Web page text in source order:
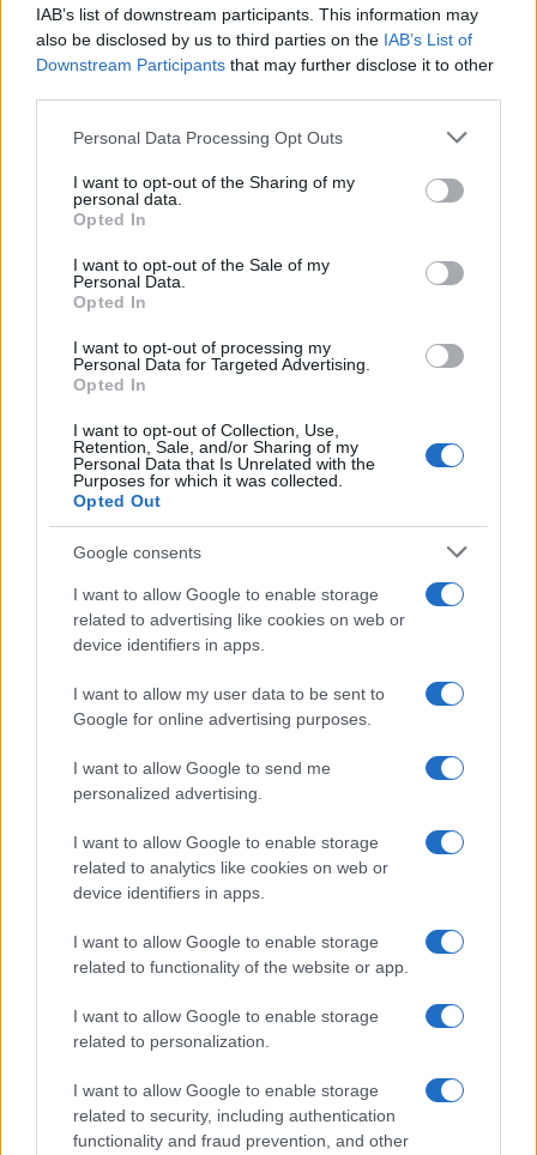
IAB’s list of downstream participants. This information may
also be disclosed by us to third parties on the IAB’s List of
Downstream Participants that may further disclose it to other
Please note that this website/app uses one or more Google
not limited to your visit or usage behaviour. You may click to
grant or deny consent to Google and its third-party tags to
use your data for below specified purposes in below Google
consent section.
Personal Data Processing Opt Outs
I want to opt-out of the Sharing of my
personal data.
Opted In
I want to opt-out of the Sale of my
Personal Data.
Opted In
I want to opt-out of processing my
Personal Data for Targeted Advertising.
Opted In
I want to opt-out of Collection, Use,
Retention, Sale, and/or Sharing of my
Personal Data that Is Unrelated with the
Purposes for which it was collected.
Opted Out
Google consents
I want to allow Google to enable storage
related to advertising like cookies on web or
device identifiers in apps.
I want to allow my user data to be sent to
Google for online advertising purposes.
I want to allow Google to send me
personalized advertising.
I want to allow Google to enable storage
related to analytics like cookies on web or
device identifiers in apps.
I want to allow Google to enable storage
related to functionality of the website or app.
I want to allow Google to enable storage
related to personalization.
I want to allow Google to enable storage
related to security, including authentication
functionality and fraud prevention, and other
rifugio di benessere: inizia oggi stesso!
Staff
Continua a leggere